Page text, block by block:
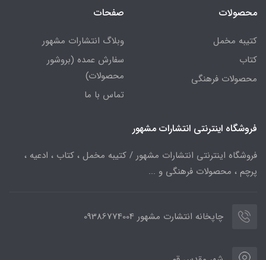
محصولات
کتیبه مخمل
کتاب
محصولات فرهنگی
صفحات
وبلاگ انتشارات مشهور
سفارش عمده (بروشور
محصولات)
تماس با ما
فروشگاه اینترنتی انتشارات مشهور
فروشگاه اینترنتی انتشارات مشهور / کتیبه مخمل ، کتاب ، ادعیه ،
پرچم ، محصولات فرهنگی و ...
چاپخانه انتشارت مشهور 09386774004